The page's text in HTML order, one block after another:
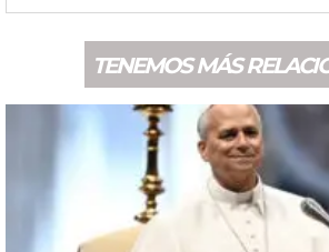
TENEMOS MÁS